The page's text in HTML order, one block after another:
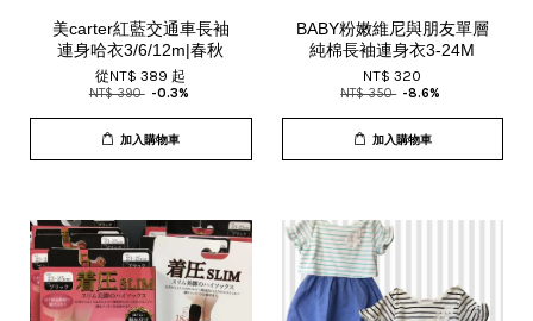
美carter紅藍交通車長袖
連身哈衣3/6/12m|春秋
從NT$ 389 起
NT$ 390 -0.3%
加入購物車
BABY粉嫩維尼與朋友單層
純棉長袖連身衣3-24M
NT$ 320
NT$ 350 -8.6%
加入購物車